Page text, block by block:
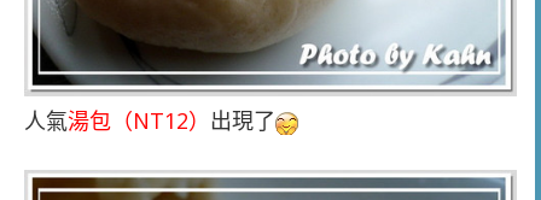
人氣湯包（NT12） 出現了